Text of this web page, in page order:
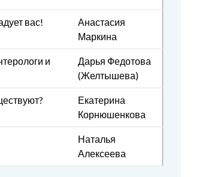
вас!
Анастасия
Маркина
и
Дарья Федотова
(Желтышева)
Екатерина
Корнюшенкова
Наталья
Алексеева